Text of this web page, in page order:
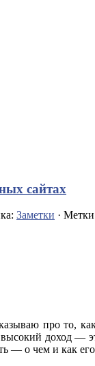
сайтах
Заметки ·
про то,
доход —
— о чем и как его